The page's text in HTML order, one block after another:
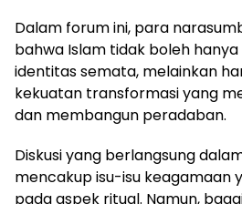
Dalam forum ini, para
bahwa Islam tidak boleh
identitas semata, melainkan
kekuatan transformasi yang
dan membangun peradaban.
Diskusi yang berlangsung
mencakup isu-isu keagamaan
pada aspek ritual. Namun,